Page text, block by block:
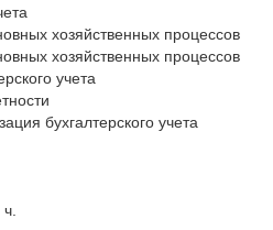
хозяйственных процессов
хозяйственных процессов
учета
бухгалтерского учета